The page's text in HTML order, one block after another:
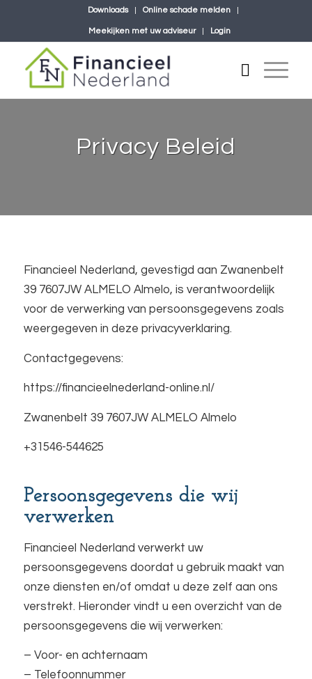
Downloads Online schade melden
Meekijken met uw adviseur Login
Privacy Beleid
Financieel Nederland, gevestigd aan Zwanenbelt
39 7607JW ALMELO Almelo, is verantwoordelijk
voor de verwerking van persoonsgegevens zoals
weergegeven in deze privacyverklaring.
Contactgegevens:
https://financieelnederland-online.nl/
Zwanenbelt 39 7607JW ALMELO Almelo
+31546-544625
Persoonsgegevens die wij
verwerken
Financieel Nederland verwerkt uw
persoonsgegevens doordat u gebruik maakt van
onze diensten en/of omdat u deze zelf aan ons
verstrekt. Hieronder vindt u een overzicht van de
persoonsgegevens die wij verwerken:
– Voor- en achternaam
– Telefoonnummer